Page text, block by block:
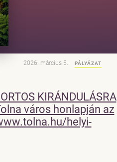
2026. március 5. PÁLYÁZAT
KIRÁNDULÁSRA
város honlapján az
helyi-